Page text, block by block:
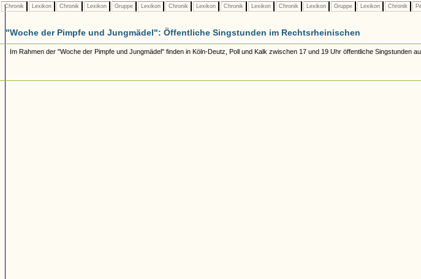
Chronik Lexikon Chronik Lexikon Gruppe Lexikon Chronik Lexikon Chronik Lexikon Chronik Lexikon Gruppe Lexikon Chronik
"Woche der Pimpfe und Jungmädel": Öffentliche Singstunden im Rechtsrheinischen
Im Rahmen der "Woche der Pimpfe und Jungmädel" finden in Köln-Deutz, Poll und Kalk zwischen 17 und 19 Uhr öffentliche Singstunden